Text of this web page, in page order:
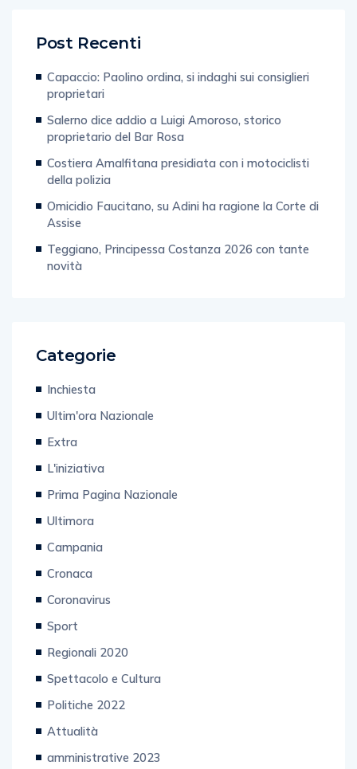
Post Recenti
Capaccio: Paolino ordina, si indaghi sui consiglieri
proprietari
Salerno dice addio a Luigi Amoroso, storico
proprietario del Bar Rosa
Costiera Amalfitana presidiata con i motociclisti
della polizia
Omicidio Faucitano, su Adini ha ragione la Corte di
Assise
Teggiano, Principessa Costanza 2026 con tante
novità
Categorie
Inchiesta
Ultim'ora Nazionale
Extra
L'iniziativa
Prima Pagina Nazionale
Ultimora
Campania
Cronaca
Coronavirus
Sport
Regionali 2020
Spettacolo e Cultura
Politiche 2022
Attualità
amministrative 2023